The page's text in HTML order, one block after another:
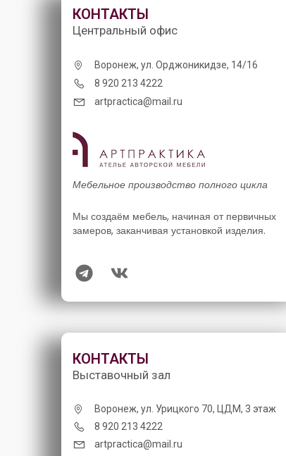
КОНТАКТЫ
Центральный офис
Воронеж, ул. Орджоникидзе, 14/16
8 920 213 4222
artpractica@mail.ru
Мебельное производство полного цикла
Мы создаём мебель, начиная от первичных
замеров, заканчивая установкой изделия.
КОНТАКТЫ
Выставочный зал
Воронеж, ул. Урицкого 70, ЦДМ, 3 этаж
8 920 213 4222
artpractica@mail.ru